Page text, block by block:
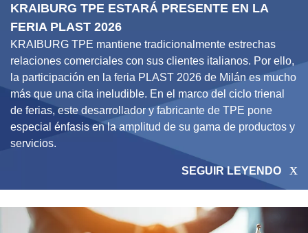
KRAIBURG TPE ESTARÁ PRESENTE EN LA
FERIA PLAST 2026
KRAIBURG TPE mantiene tradicionalmente estrechas
relaciones comerciales con sus clientes italianos. Por ello,
la participación en la feria PLAST 2026 de Milán es mucho
más que una cita ineludible. En el marco del ciclo trienal
de ferias, este desarrollador y fabricante de TPE pone
especial énfasis en la amplitud de su gama de productos y
servicios.
SEGUIR LEYENDO